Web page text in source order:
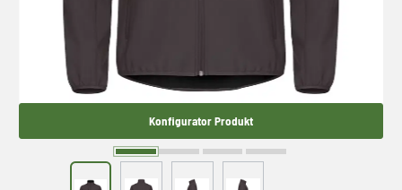
Konfigurator Produkt